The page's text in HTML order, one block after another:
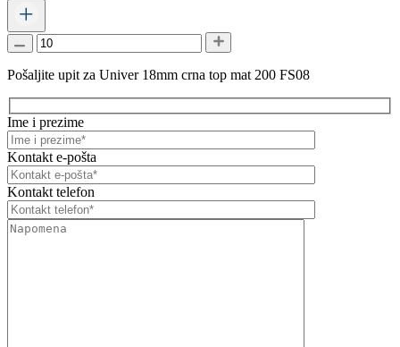
Pošaljite upit za Univer 18mm crna top mat 200 FS08
Ime i prezime
Kontakt e-pošta
Kontakt telefon